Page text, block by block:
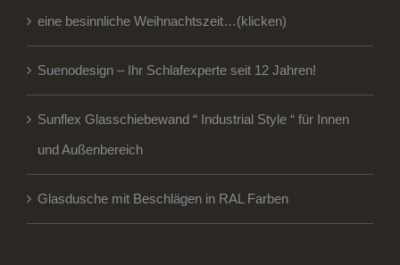
eine besinnliche Weihnachtszeit…(klicken)
Suenodesign – Ihr Schlafexperte seit 12 Jahren!
Sunflex Glasschiebewand “ Industrial Style “ für Innen
und Außenbereich
Glasdusche mit Beschlägen in RAL Farben